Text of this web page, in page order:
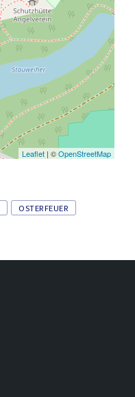
Leaflet | ©OpenStreetMap
OSTERFEUER